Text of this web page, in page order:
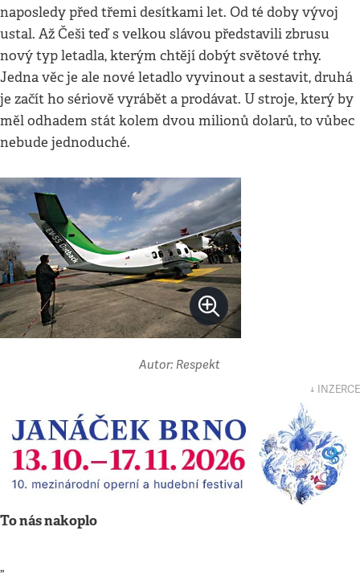
naposledy před třemi desítkami let. Od té doby vývoj
ustal. Až Češi teď s velkou slávou představili zbrusu
nový typ letadla, kterým chtějí dobýt světové trhy.
Jedna věc je ale nové letadlo vyvinout a sestavit, druhá
je začít ho sériově vyrábět a prodávat. U stroje, který by
měl odhadem stát kolem dvou milionů dolarů, to vůbec
nebude jednoduché.
Autor: Respekt
↓ INZERCE
To nás nakoplo
„